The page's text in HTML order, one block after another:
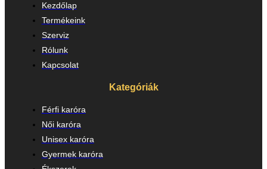
Kezdőlap
Termékeink
Szerviz
Rólunk
Kapcsolat
Kategóriák
Férfi karóra
Női karóra
Unisex karóra
Gyermek karóra